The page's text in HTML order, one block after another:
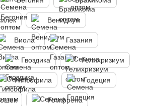
Венидиум
Виола Газания
Гвоздика Гелихризиум
Гипсофила Годеция
Гомфрена